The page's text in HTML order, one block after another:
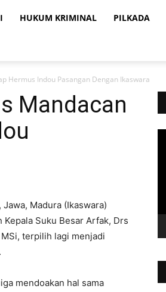
HUKUM KRIMINAL PILKADA
Hermus Indou Pasangan Dengan Ikaswara
Mandacan
Madura (Ikaswara)
Kepala Suku Besar Arfak, Drs
terpilih lagi menjadi
mendoakan hal sama